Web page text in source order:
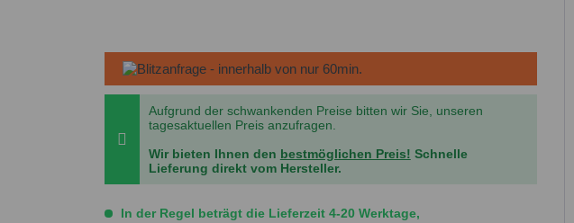
Aufgrund der schwankenden Preise bitten wir Sie, unseren
tagesaktuellen Preis anzufragen.
Wir bieten Ihnen den bestmöglichen Preis! Schnelle
Lieferung direkt vom Hersteller.
In der Regel beträgt die Lieferzeit 4-20 Werktage,